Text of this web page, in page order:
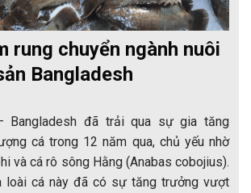
rung chuyển ngành nuôi
Bangladesh
Bangladesh đã trải qua sự gia tăng
cá trong 12 năm qua, chủ yếu nhờ
và cá rô sông Hằng (Anabas cobojius).
loài cá này đã có sự tăng trưởng vượt